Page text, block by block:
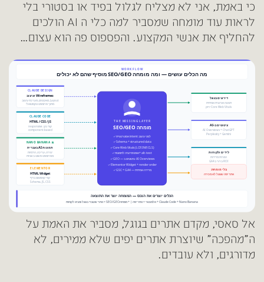
כי באמת, אני לא מצליח לגלול בפיד או בסטורי בלי
לראות עוד מומחה שמסביר למה כלי ה AI הולכים
להחליף את אנשי המקצוע. והפספוס פה הוא עצום…
אל סאסי, מקדם אתרים בגוגל, מסביר את האמת על
ה”מהפכה” שיוצרת אתרים יפים שלא ממירים, לא
מדורגים, ולא עובדים.